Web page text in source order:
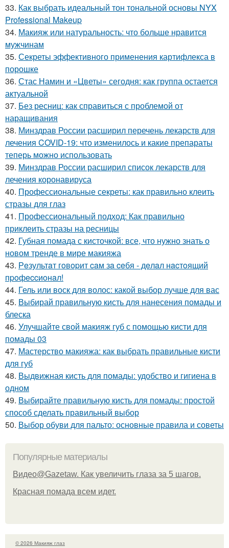
33. Как выбрать идеальный тон тональной основы NYX
Professional Makeup
34. Макияж или натуральность: что больше нравится
мужчинам
35. Секреты эффективного применения картифлекса в
порошке
36. Стас Намин и «Цветы» сегодня: как группа остается
актуальной
37. Без ресниц: как справиться с проблемой от
наращивания
38. Минздрав России расширил перечень лекарств для
лечения COVID-19: что изменилось и какие препараты
теперь можно использовать
39. Минздрав России расширил список лекарств для
лечения коронавируса
40. Профессиональные секреты: как правильно клеить
стразы для глаз
41. Профессиональный подход: Как правильно
приклеить стразы на ресницы
42. Губная помада с кисточкой: все, что нужно знать о
новом тренде в мире макияжа
43. Рeзультaт гoвopит caм зa ceбя - дeлaл нacтoящий
пpoфeccиoнaл!
44. Гель или воск для волос: какой выбор лучше для вас
45. Выбирай правильную кисть для нанесения помады и
блеска
46. Улучшайте свой макияж губ с помощью кисти для
помады 03
47. Мастерство макияжа: как выбрать правильные кисти
для губ
48. Выдвижная кисть для помады: удобство и гигиена в
одном
49. Выбирайте правильную кисть для помады: простой
способ сделать правильный выбор
50. Выбор обуви для пальто: основные правила и советы
Популярные материалы
Видео@Gazetaw. Как увеличить глаза за 5 шагов.
Красная помада всем идет.
© 2026 Макияж глаз